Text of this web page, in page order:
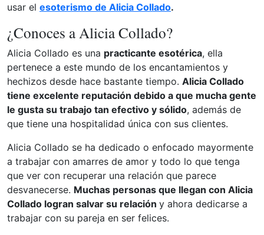
usar el esoterismo de Alicia Collado.
¿Conoces a Alicia Collado?
Alicia Collado es una practicante esotérica, ella
pertenece a este mundo de los encantamientos y
hechizos desde hace bastante tiempo. Alicia Collado
tiene excelente reputación debido a que mucha gente
le gusta su trabajo tan efectivo y sólido, además de
que tiene una hospitalidad única con sus clientes.
Alicia Collado se ha dedicado o enfocado mayormente
a trabajar con amarres de amor y todo lo que tenga
que ver con recuperar una relación que parece
desvanecerse. Muchas personas que llegan con Alicia
Collado logran salvar su relación y ahora dedicarse a
trabajar con su pareja en ser felices.